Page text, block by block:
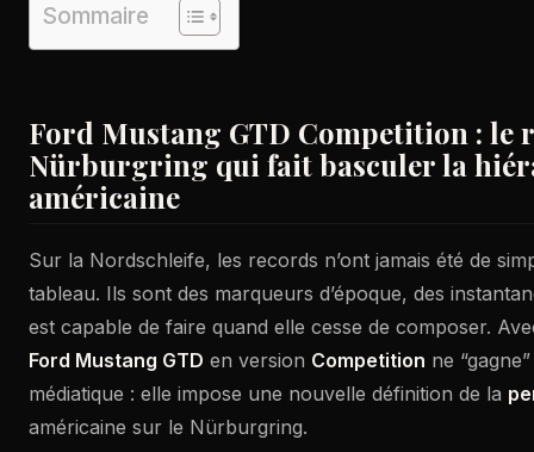
Sommaire
Ford Mustang GTD Competition : le
Nürburgring qui fait basculer la
américaine
Sur la Nordschleife, les records n’ont jamais été de
tableau. Ils sont des marqueurs d’époque, des
est capable de faire quand elle cesse de composer.
Ford Mustang GTD en version Competition ne
médiatique : elle impose une nouvelle définition de la
américaine sur le Nürburgring.